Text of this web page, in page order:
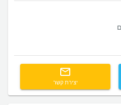
יצירת קשר